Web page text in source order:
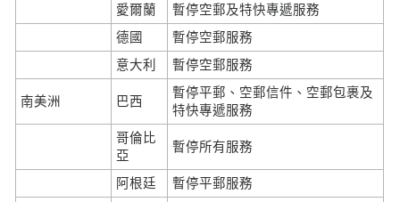
愛爾蘭
暫停空郵及特快專遞服務
德國
暫停空郵服務
意大利
暫停空郵服務
南美洲 巴西
暫停平郵、空郵信件、空郵包裹及
特快專遞服務
哥倫比
亞
暫停所有服務
阿根廷 暫停平郵服務